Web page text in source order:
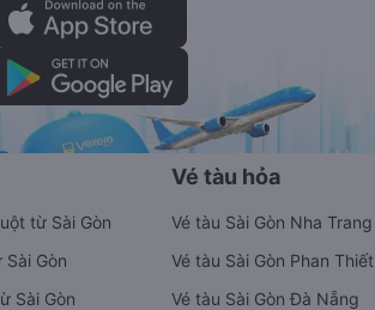
từ Sài Gòn
Gòn
Sài Gòn
Vé tàu hỏa
Vé tàu Sài Gòn Nha Trang
Vé tàu Sài Gòn Phan Thiết
Vé tàu Sài Gòn Đà Nẵng